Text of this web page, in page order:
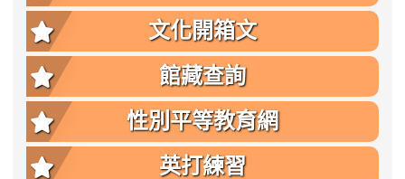
文化開箱文
館藏查詢
性別平等教育網
英打練習